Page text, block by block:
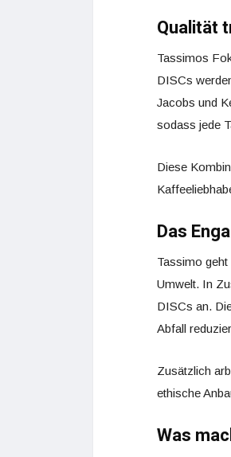
Qualität
Tassimos
DISCs
Jacobs und
sodass jede
Diese
Das
Tassimo
Umwelt. In
DISCs an.
Abfall
Zusätzlich
ethische
Was